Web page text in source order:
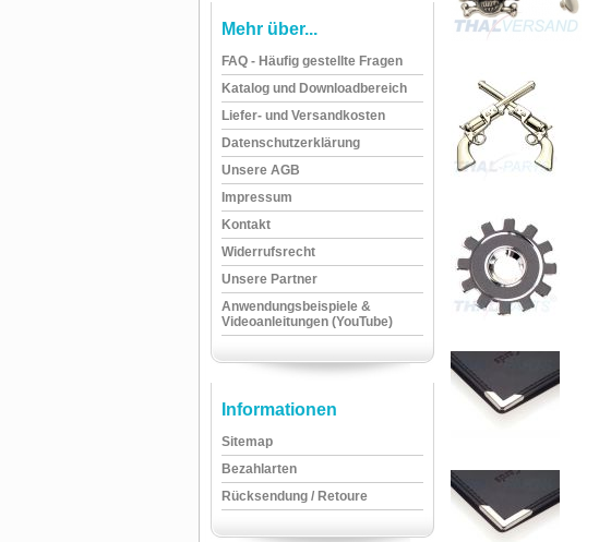
Mehr über...
FAQ - Häufig gestellte Fragen
Katalog und Downloadbereich
Liefer- und Versandkosten
Datenschutzerklärung
Unsere AGB
Impressum
Kontakt
Widerrufsrecht
Unsere Partner
Anwendungsbeispiele &
Videoanleitungen (YouTube)
Informationen
Sitemap
Bezahlarten
Rücksendung / Retoure